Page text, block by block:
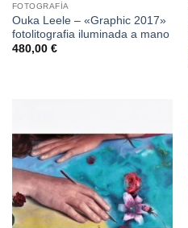
FOTOGRAFÍA
Ouka Leele – «Graphic 2017»
fotolitografia iluminada a mano
480,00 €